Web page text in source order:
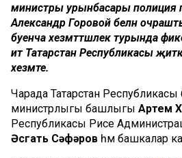
министры урынбасары полиция
Александр Горовой белән
буенча хезмәттәшлек турында
итә Татарстан Республикасы
хезмәте.
Чарада Татарстан Республикасы
министрлыгы башлыгы Артем
Республикасы Рәисе
Әсгать Сәфәров һәм башкалар